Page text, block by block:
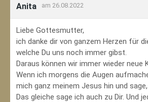
Anita am 26.08.2022
Liebe Gottesmutter,
ich danke dir von ganzem Herzen für
welche Du uns noch immer gibst.
Daraus können wir immer wieder neue
Wenn ich morgens die Augen
mich ganz meinem Jesus hin und
Das gleiche sage ich auch zu Dir. Und